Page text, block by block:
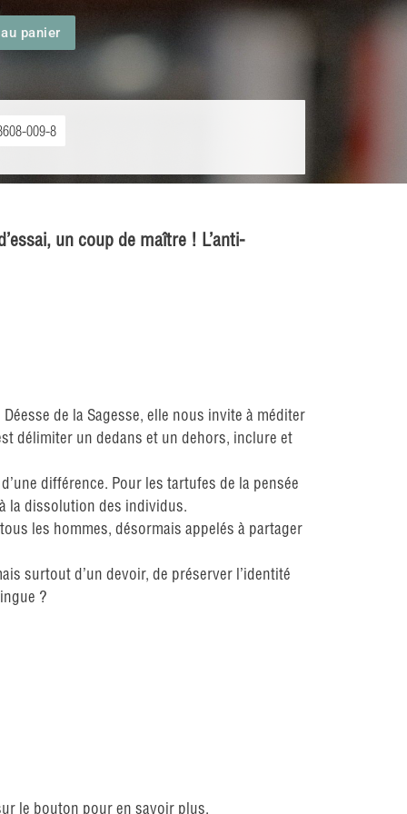
panier
009-8
un coup de maître ! L’anti-
de la Sagesse, elle nous invite à méditer
délimiter un dedans et un dehors, inclure et
différence. Pour les tartufes de la pensée
la dissolution des individus.
les hommes, désormais appelés à partager
surtout d’un devoir, de préserver l’identité
?
le bouton pour en savoir plus.